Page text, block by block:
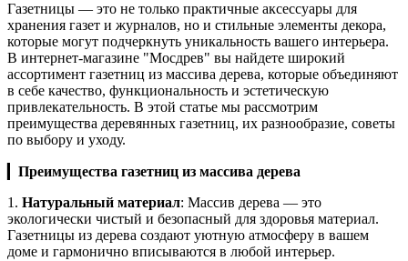
Газетницы — это не только практичные аксессуары для
хранения газет и журналов, но и стильные элементы декора,
которые могут подчеркнуть уникальность вашего интерьера.
В интернет-магазине "Мосдрев" вы найдете широкий
ассортимент газетниц из массива дерева, которые объединяют
в себе качество, функциональность и эстетическую
привлекательность. В этой статье мы рассмотрим
преимущества деревянных газетниц, их разнообразие, советы
по выбору и уходу.
Преимущества газетниц из массива дерева
1. Натуральный материал: Массив дерева — это
экологически чистый и безопасный для здоровья материал.
Газетницы из дерева создают уютную атмосферу в вашем
доме и гармонично вписываются в любой интерьер.